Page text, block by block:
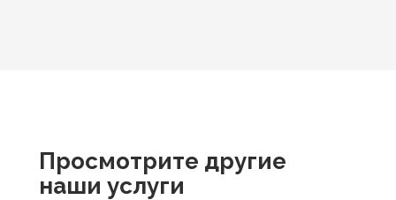
Просмотрите другие
наши услуги